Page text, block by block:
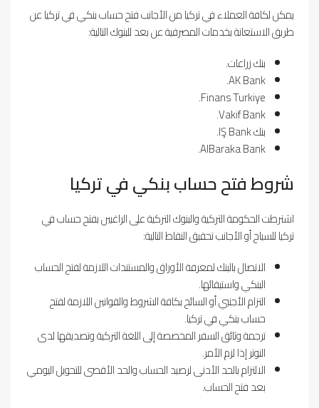
يمكن لكافة العملاء في تركيا من الأجانب فتح حساب بنكي في تركيا عن
طريق الاستعانة بخدمات المصرفية عن بعد للبنوك التالية:
بنك زراعات.
AK Bank.
Finans Turkiye.
Vakif Bank.
بنك IŞ Bank.
AlBaraka Bank.
شروط فتح حساب بنكي في تركيا
اشترطت الحكومة التركية والبنوك التركية على الراغبين بفتح حساب في
تركيا للسياح أو الأجانب تحقيق النقاط التالية:
الاتصال بالبنك لمعرفة الأوراق والمستندات اللازمة لفتح الحساب
البنكي واستيفائها.
التزام الأجنبي أو السائح بكافة الشروط والقوانين اللازمة لفتح
حساب بنكي في تركيا.
ترجمة وثائق السفر المخصصة إلى اللغة التركية وتصديقها لدى
النوتر إذا لزم الأمر.
الالتزام بالحد الأدنى لرصيد الحساب والحد الأقصى للتحويل اليومي
بعد فتح الحساب.